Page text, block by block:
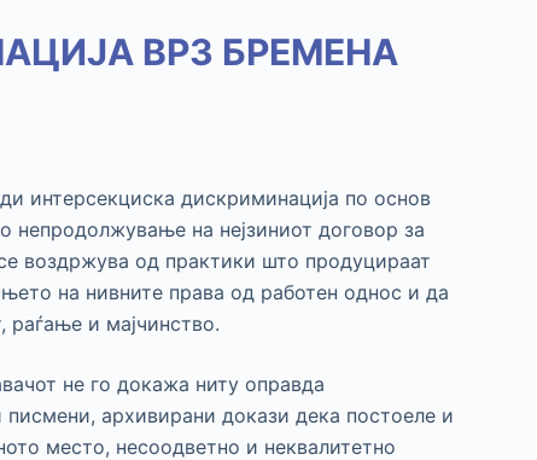
ВРЗ БРЕМЕНА
интерсекциска дискриминација по основ
на нејзиниот договор за
воздржува од практики што продуцираат
на нивните права од работен однос и да
раѓање и мајчинство.
не го докажа ниту оправда
архивирани докази дека постоеле и
место, несоодветно и неквалитетно